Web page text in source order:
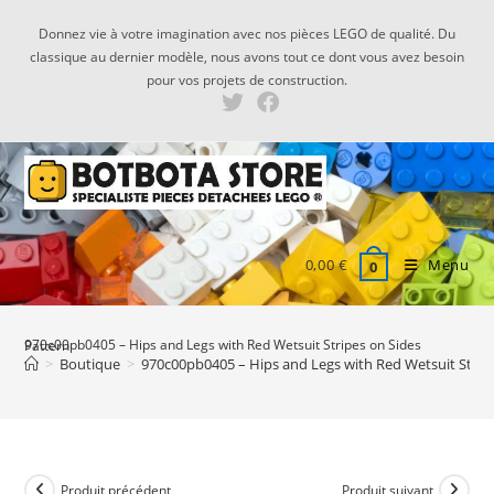
content
Donnez vie à votre imagination avec nos pièces LEGO de qualité. Du
classique au dernier modèle, nous avons tout ce dont vous avez besoin
pour vos projets de construction.
0,00€ 0 Menu
970c00pb0405 – Hips and Legs with Red Wetsuit Stripes on Sides Pattern
> Boutique > 970c00pb0405 – Hips and Legs with Red Wetsuit
Produit précédent Produit suivant